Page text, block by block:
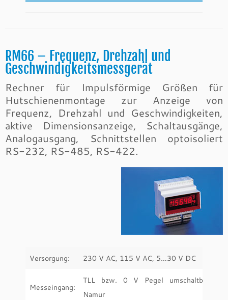
RM66 – Frequenz, Drehzahl und
Geschwindigkeitsmessgerät
Rechner für Impulsförmige Größen für
Hutschienenmontage zur Anzeige von
Frequenz, Drehzahl und Geschwindigkeiten,
aktive Dimensionsanzeige, Schaltausgänge,
Analogausgang, Schnittstellen optoisoliert
RS-232, RS-485, RS-422.
Versorgung: 230 V AC, 115 V AC, 5…30 V DC
Messeingang:
TLL bzw. 0 V Pegel umschaltbar,
Namur